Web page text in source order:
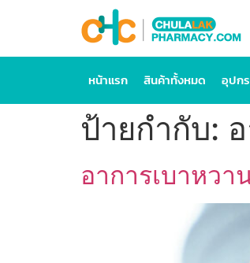
หน้าแรก สินค้าทั้งหมด อุปก
ป้ายกำกับ:
อาการเบาหว